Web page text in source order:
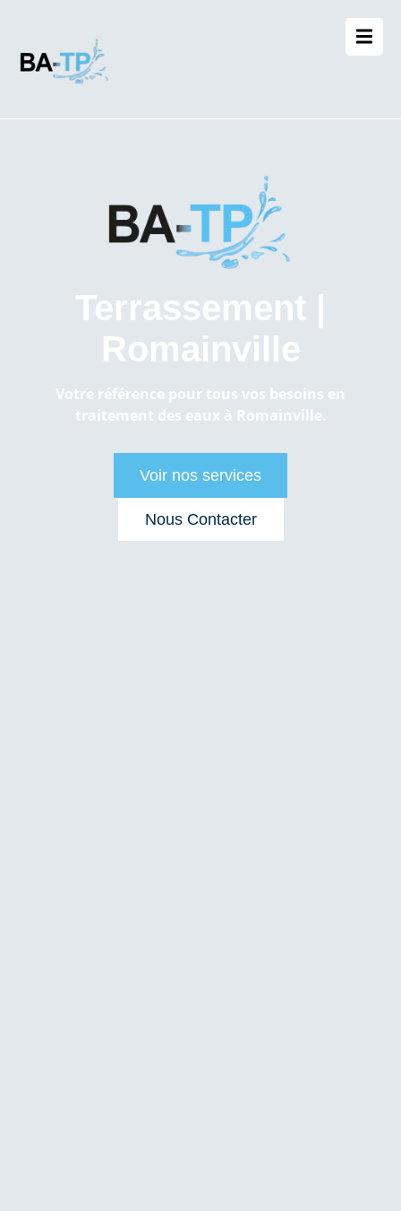
Terrassement |
Romainville
Votre référence pour tous vos besoins en
traitement des eaux à Romainville.
Voir nos services
Nous Contacter